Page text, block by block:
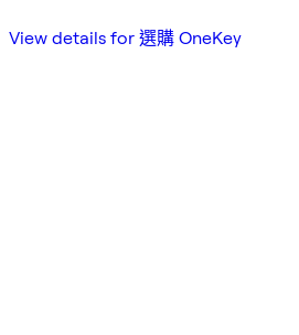
View details for 選購 OneKey